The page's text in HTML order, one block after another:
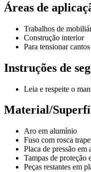
Áreas de
Trabalhos de
Construção interior
Para tensionar
Instruções de
Leia e respeite o
Material/
Aro em alumínio
Fuso com rosca
Placa de pressão em
Tampas de proteção
Peças restantes em